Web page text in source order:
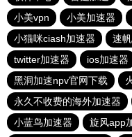
小美vpn
小美加速器
小猫咪ciash加速器
速
twitter加速器
ios加速器
黑洞加速npv官网下载
永久不收费的海外加速器
小蓝鸟加速器
旋风app